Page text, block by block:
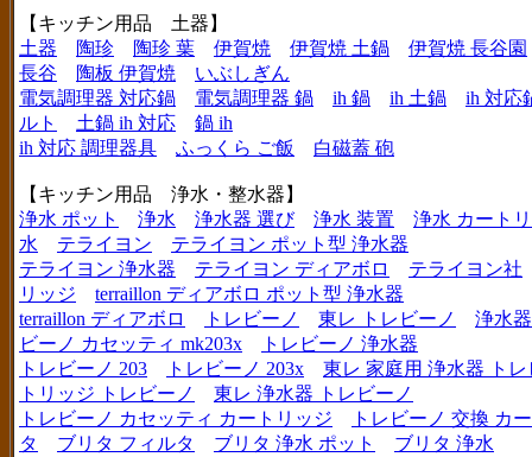
【キッチン用品 土器】
土器
陶珍 陶珍 葉 伊賀焼 伊賀焼 土鍋
伊賀焼 長谷園
長谷
陶板 伊賀焼
いぶしぎん
電気調理器 対応鍋
電気調理器 鍋 ih 鍋 ih 土鍋
ih 対応
ルト
土鍋 ih 対応
鍋 ih
ih 対応 調理器具
ふっくら ご飯 白磁蓋 砲
【キッチン用品 浄水・整水器】
浄水 ポット
浄水 浄水器 選び 浄水 装置
浄水 カート
水
テライヨン
テライヨン ポット型 浄水器
テライヨン 浄水器
テライヨン ディアボロ
テライヨン社
リッジ
terraillon ディアボロ ポット型 浄水器
terraillon ディアボロ
トレビーノ 東レ トレビーノ
浄水
ビーノ カセッティ mk203x
トレビーノ 浄水器
トレビーノ 203
トレビーノ 203x
東レ 家庭用 浄水器 トレ
トリッジ トレビーノ
東レ 浄水器 トレビーノ
トレビーノ カセッティ カートリッジ
トレビーノ 交換 カ
タ
ブリタ フィルタ ブリタ 浄水 ポット
ブリタ 浄水